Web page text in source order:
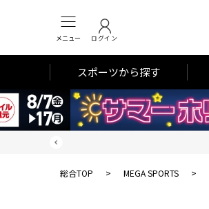
メニュー ログイン
スポーツから探す
総合TOP > MEGA SPORTS >